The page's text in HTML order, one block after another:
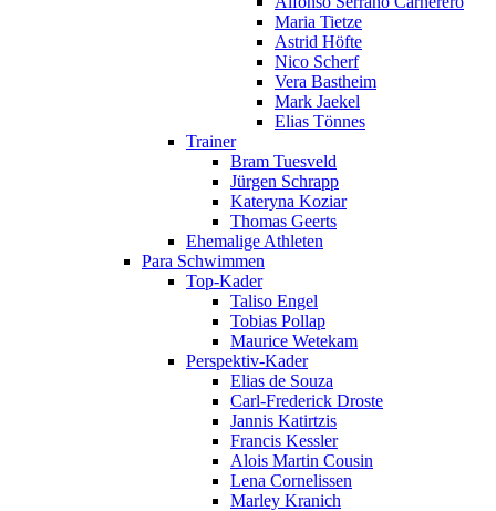
Maria Tietze
Astrid Höfte
Nico Scherf
Vera Bastheim
Mark Jaekel
Elias Tönnes
Trainer
Bram Tuesveld
Jürgen Schrapp
Kateryna Koziar
Thomas Geerts
Ehemalige Athleten
Para Schwimmen
Top-Kader
Taliso Engel
Tobias Pollap
Maurice Wetekam
Perspektiv-Kader
Elias de Souza
Carl-Frederick Droste
Jannis Katirtzis
Francis Kessler
Alois Martin Cousin
Lena Cornelissen
Marley Kranich